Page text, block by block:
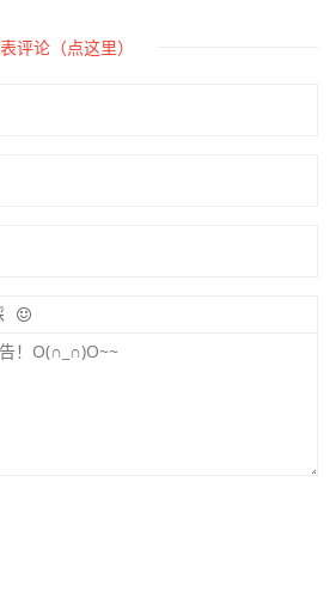
评论（点这里）